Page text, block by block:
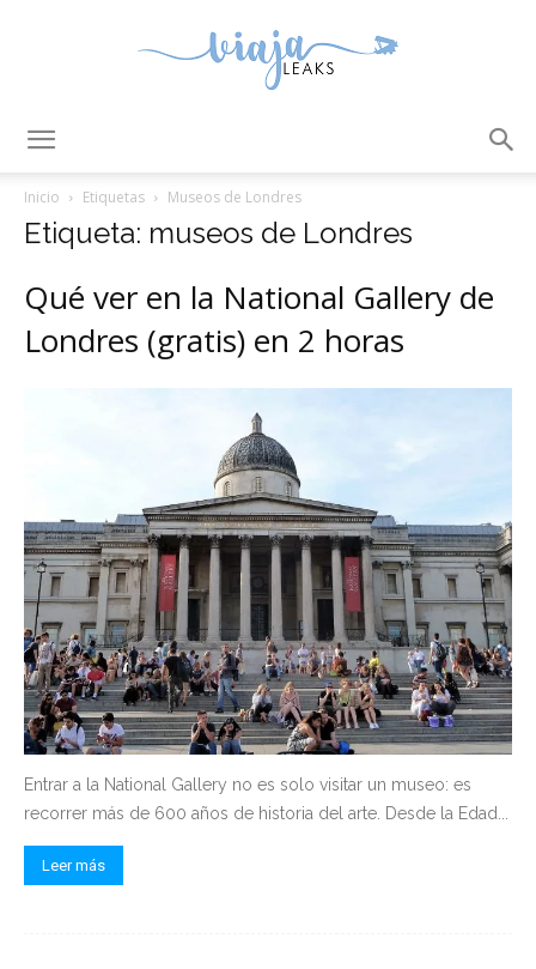
Inicio Etiquetas Museos de Londres
Etiqueta: museos de Londres
Qué ver en la National Gallery de
Londres (gratis) en 2 horas
Entrar a la National Gallery no es solo visitar un museo: es
recorrer más de 600 años de historia del arte. Desde la Edad...
Leer más